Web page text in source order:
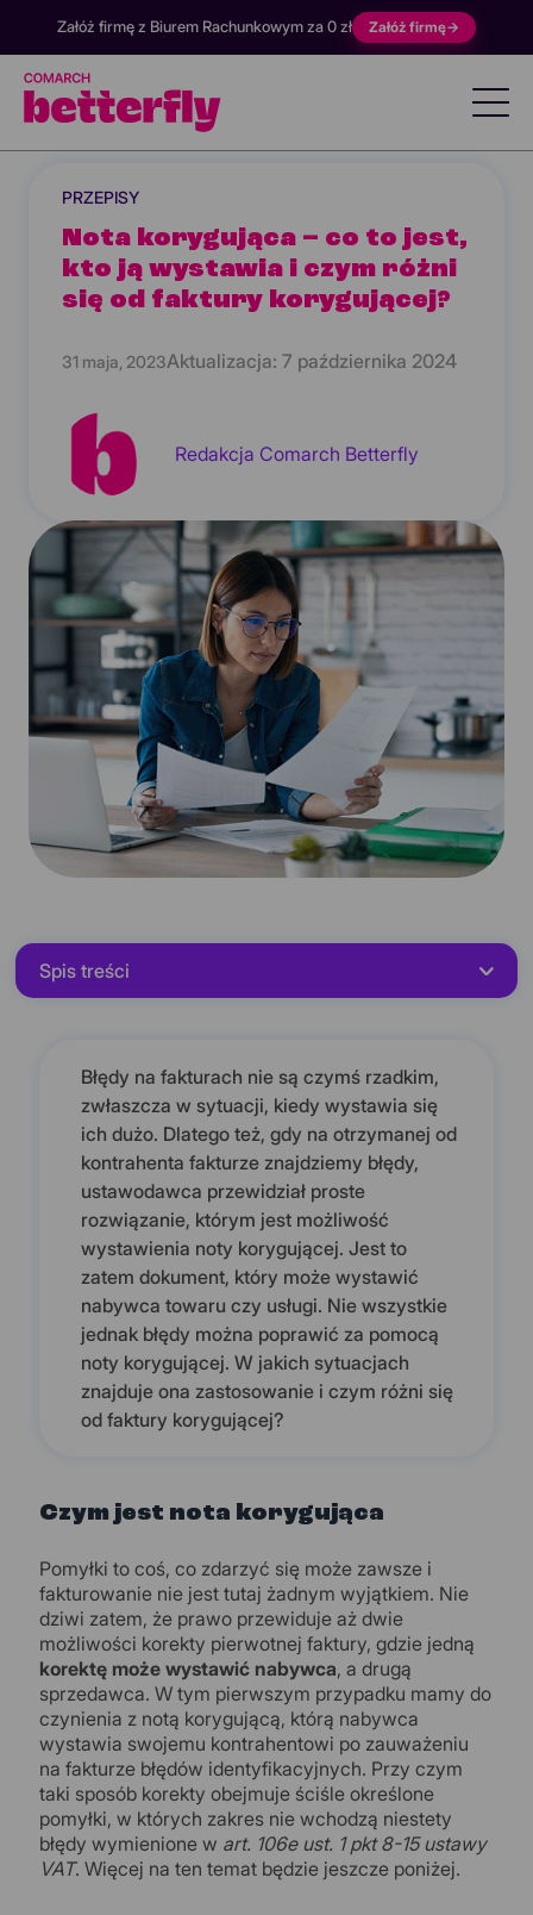
Załóż firmę z Biurem Rachunkowym za 0 zł Załóż firmę→
PRZEPISY
Nota korygująca – co to jest,
kto ją wystawia i czym różni
się od faktury korygującej?
31 maja, 2023Aktualizacja: 7 października 2024
Redakcja Comarch Betterfly
Spis treści
Błędy na fakturach nie są czymś rzadkim,
zwłaszcza w sytuacji, kiedy wystawia się
ich dużo. Dlatego też, gdy na otrzymanej od
kontrahenta fakturze znajdziemy błędy,
ustawodawca przewidział proste
rozwiązanie, którym jest możliwość
wystawienia noty korygującej. Jest to
zatem dokument, który może wystawić
nabywca towaru czy usługi. Nie wszystkie
jednak błędy można poprawić za pomocą
noty korygującej. W jakich sytuacjach
znajduje ona zastosowanie i czym różni się
od faktury korygującej?
Czym jest nota korygująca
Pomyłki to coś, co zdarzyć się może zawsze i
fakturowanie nie jest tutaj żadnym wyjątkiem. Nie
dziwi zatem, że prawo przewiduje aż dwie
możliwości korekty pierwotnej faktury, gdzie jedną
korektę może wystawić nabywca, a drugą
sprzedawca. W tym pierwszym przypadku mamy do
czynienia z notą korygującą, którą nabywca
wystawia swojemu kontrahentowi po zauważeniu
na fakturze błędów identyfikacyjnych. Przy czym
taki sposób korekty obejmuje ściśle określone
pomyłki, w których zakres nie wchodzą niestety
błędy wymienione w art. 106e ust. 1 pkt 8-15 ustawy
VAT. Więcej na ten temat będzie jeszcze poniżej.